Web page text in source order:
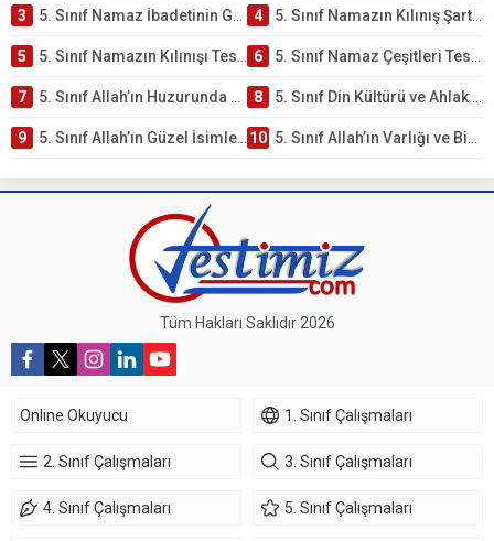
3 5. Sınıf Namaz İbadetinin Getirdiği Faydalar Testi 4 5. Sınıf Namazın Kılınış Şartları Testi
5 5. Sınıf Namazın Kılınışı Testi – Online Çöz 6 5. Sınıf Namaz Çeşitleri Testi – Online Çöz
7 5. Sınıf Allah’ın Huzurunda Olmak – Namaz İbadeti Testi 8 5. Sınıf Din Kültürü ve Ahlak Bilgisi 1. Ünite: Allah İnancı Çalışmaları
9 5. Sınıf Allah’ın Güzel İsimleri Testi – Online Çöz 10 5. Sınıf Allah’ın Varlığı ve Birliği Testi – Online Çöz
Tüm Hakları Saklıdır 2026
Online Okuyucu 1. Sınıf Çalışmaları
2. Sınıf Çalışmaları 3. Sınıf Çalışmaları
4. Sınıf Çalışmaları 5. Sınıf Çalışmaları